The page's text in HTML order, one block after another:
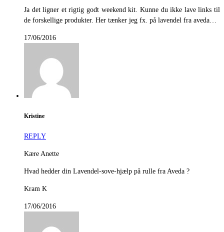
Ja det ligner et rigtig godt weekend kit. Kunne du ikke lave links til
de forskellige produkter. Her tænker jeg fx. på lavendel fra aveda…
17/06/2016
Kristine
REPLY
Kære Anette
Hvad hedder din Lavendel-sove-hjælp på rulle fra Aveda ?
Kram K
17/06/2016